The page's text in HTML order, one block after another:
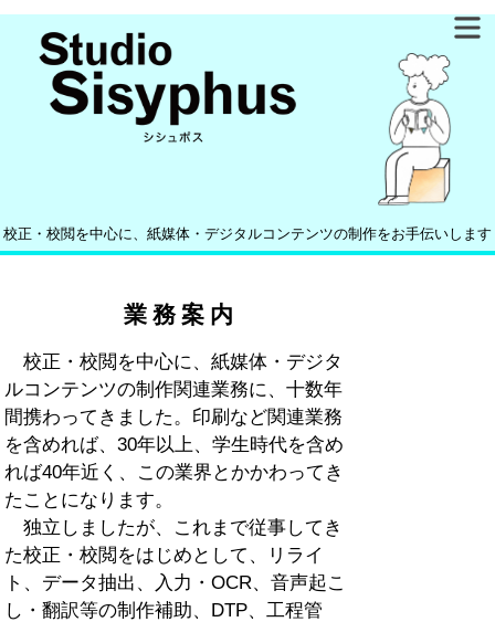
校正・校閲を中心に、紙媒体・デジタルコンテンツの制作をお手伝いします
業務案内
校正・校閲を中心に、紙媒体・デジタ
ルコンテンツの制作関連業務に、十数年
間携わってきました。印刷など関連業務
を含めれば、30年以上、学生時代を含め
れば40年近く、この業界とかかわってき
たことになります。
独立しましたが、これまで従事してき
た校正・校閲をはじめとして、リライ
ト、データ抽出、入力・OCR、音声起こ
し・翻訳等の制作補助、DTP、工程管